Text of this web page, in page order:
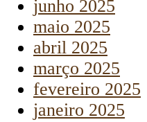
junho 2025
maio 2025
abril 2025
março 2025
fevereiro 2025
janeiro 2025